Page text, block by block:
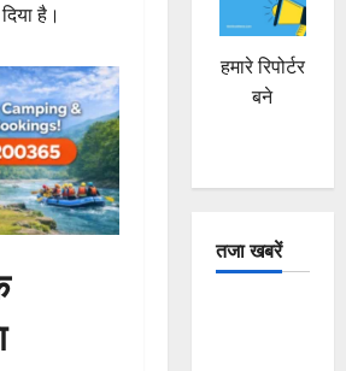
है।
हमारे रिपोर्टर
बने
तजा खबरें